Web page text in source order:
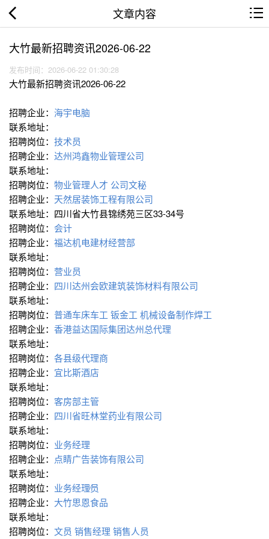
文章内容
大竹最新招聘资讯2026-06-22
发布时间：2026-06-22 01:30:28
大竹最新招聘资讯2026-06-22
招聘企业： 海宇电脑
联系地址：
招聘岗位： 技术员
招聘企业： 达州鸿鑫物业管理公司
联系地址：
招聘岗位： 物业管理人才 公司文秘
招聘企业： 天然居装饰工程有限公司
联系地址：四川省大竹县锦绣苑三区33-34号
招聘岗位： 会计
招聘企业： 福达机电建材经营部
联系地址：
招聘岗位： 营业员
招聘企业： 四川达州会欧建筑装饰材料有限公司
联系地址：
招聘岗位： 普通车床车工 钣金工 机械设备制作焊工
招聘企业： 香港益达国际集团达州总代理
联系地址：
招聘岗位： 各县级代理商
招聘企业： 宜比斯酒店
联系地址：
招聘岗位： 客房部主管
招聘企业： 四川省旺林堂药业有限公司
联系地址：
招聘岗位： 业务经理
招聘企业： 点睛广告装饰有限公司
联系地址：
招聘岗位： 业务经理∕员
招聘企业： 大竹思恩食品
联系地址：
招聘岗位： 文员 销售经理 销售人员